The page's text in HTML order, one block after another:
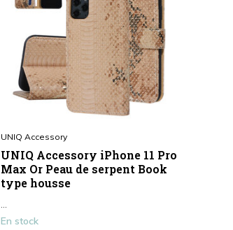
UNIQ Accessory
UNIQ Accessory iPhone 11 Pro
Max Or Peau de serpent Book
type housse
En stock